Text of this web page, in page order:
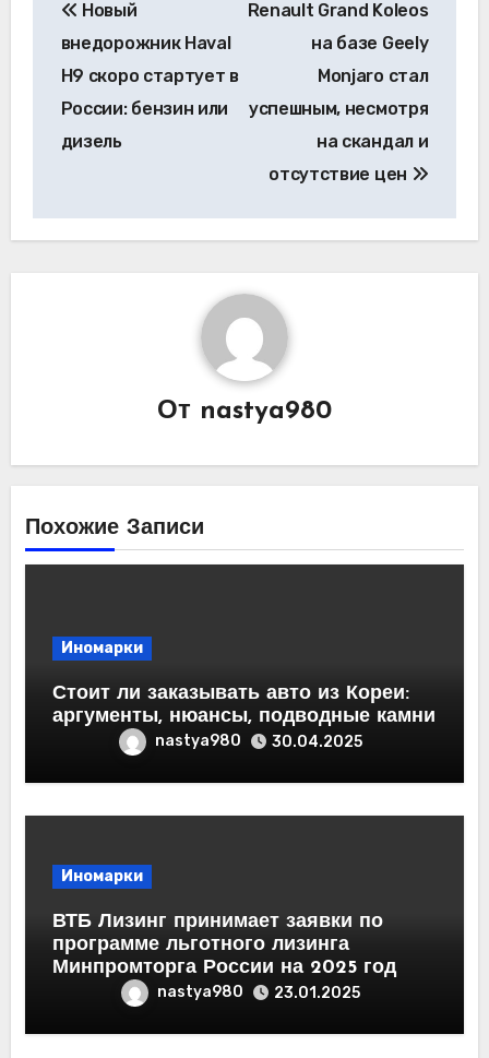
по
записям
Новый
внедорожник Haval
H9 скоро стартует в
России: бензин или
дизель
Renault Grand Koleos
на базе Geely
Monjaro стал
успешным, несмотря
на скандал и
отсутствие цен
От nastya980
Похожие Записи
Иномарки
Стоит ли заказывать авто из Кореи:
аргументы, нюансы, подводные камни
nastya980 30.04.2025
Иномарки
ВТБ Лизинг принимает заявки по
программе льготного лизинга
Минпромторга России на 2025 год
nastya980 23.01.2025